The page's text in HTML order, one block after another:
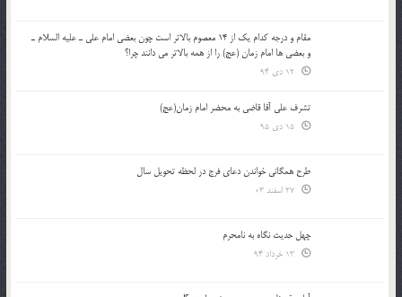
مقام و درجه كدام يك از 14 معصوم بالاتر است چون بعضي امام علي ـ عليه السلام ـ
و بعضي ها امام زمان (عج) را از همه بالاتر مي دانند چرا؟
تشرف علي آقا قاضي به محضر امام زمان(عج)
طرح همگانی خواندن دعای فرج در لحظه تحویل سال
چهل حدیث نگاه به نامحرم